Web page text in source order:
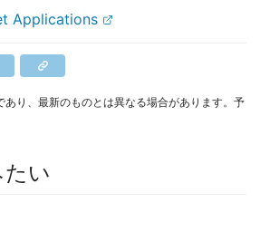
Applications
り、最新のものとは異なる場合があります。予
い